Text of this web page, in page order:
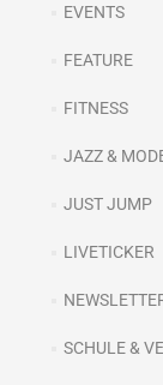
EVENTS
FEATURE
FITNESS
JAZZ &
JUST JUMP
LIVETICKER
SCHULE &